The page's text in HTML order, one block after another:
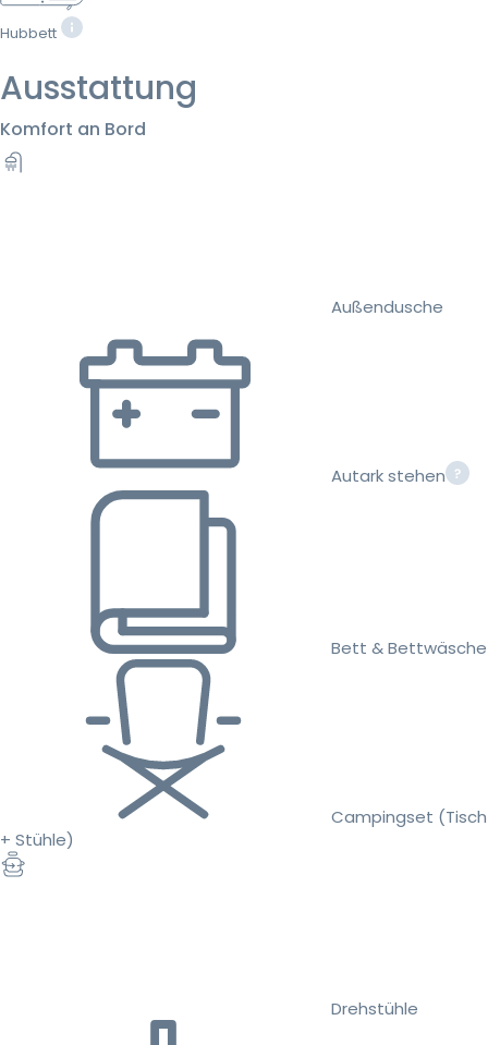
Hubbett
Ausstattung
Komfort an Bord
Außendusche
Autark stehen
Bett & Bettwäsche
Campingset (Tisch
+ Stühle)
Drehstühle